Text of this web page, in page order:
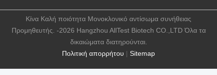
Πολιτική απορρήτου | Sitemap
Κίνα Καλή ποιότητα Μονοκλονικό αντίσωμα συνήθειας
Προμηθευτής. -2026 Hangzhou AllTest Biotech CO.,LTD Όλα τα
δικαιώματα διατηρούνται.